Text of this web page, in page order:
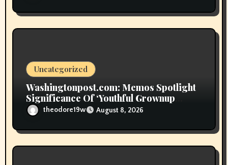
Uncategorized
Washingtonpost.com: Memos Spotlight
Significance Of ‘Youthful Grownup
Smokers’
theodore19w August 8, 2026